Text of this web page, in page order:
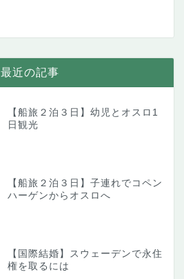
最近の記事
【船旅２泊３日】幼児とオスロ1
日観光
【船旅２泊３日】子連れでコペン
ハーゲンからオスロへ
【国際結婚】スウェーデンで永住
権を取るには